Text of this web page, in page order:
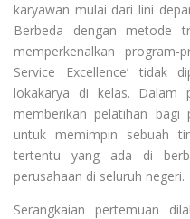
karyawan mulai dari lini
Berbeda dengan metode
memperkenalkan program-
Service Excellence’ tidak
lokakarya di kelas. Dalam
memberikan pelatihan
untuk memimpin sebuah
tertentu yang ada di
perusahaan di seluruh negeri.
Serangkaian pertemuan